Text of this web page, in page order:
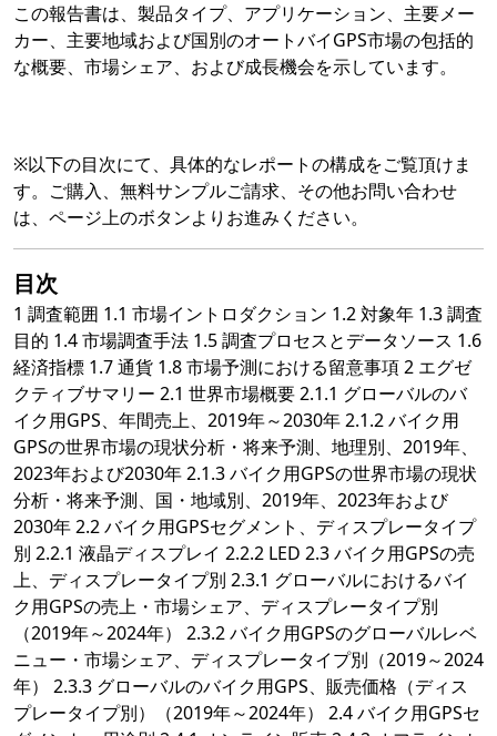
この報告書は、製品タイプ、アプリケーション、主要メー
カー、主要地域および国別のオートバイGPS市場の包括的
な概要、市場シェア、および成長機会を示しています。
※以下の目次にて、具体的なレポートの構成をご覧頂けま
す。ご購入、無料サンプルご請求、その他お問い合わせ
は、ページ上のボタンよりお進みください。
目次
1 調査範囲 1.1 市場イントロダクション 1.2 対象年 1.3 調査
目的 1.4 市場調査手法 1.5 調査プロセスとデータソース 1.6
経済指標 1.7 通貨 1.8 市場予測における留意事項 2 エグゼ
クティブサマリー 2.1 世界市場概要 2.1.1 グローバルのバ
イク用GPS、年間売上、2019年～2030年 2.1.2 バイク用
GPSの世界市場の現状分析・将来予測、地理別、2019年、
2023年および2030年 2.1.3 バイク用GPSの世界市場の現状
分析・将来予測、国・地域別、2019年、2023年および
2030年 2.2 バイク用GPSセグメント、ディスプレータイプ
別 2.2.1 液晶ディスプレイ 2.2.2 LED 2.3 バイク用GPSの売
上、ディスプレータイプ別 2.3.1 グローバルにおけるバイ
ク用GPSの売上・市場シェア、ディスプレータイプ別
（2019年～2024年） 2.3.2 バイク用GPSのグローバルレベ
ニュー・市場シェア、ディスプレータイプ別（2019～2024
年） 2.3.3 グローバルのバイク用GPS、販売価格（ディス
プレータイプ別）（2019年～2024年） 2.4 バイク用GPSセ